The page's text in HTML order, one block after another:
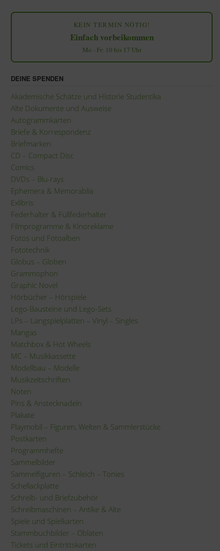
KEIN TERMIN NÖTIG!
Einfach vorbeikommen
Mo - Fr: 10 bis 17 Uhr
DEINE SPENDEN
Akademische Schätze und Historie Studentika
Alte Dokumente und Ausweise
Autogrammkarten
Briefe & Korrespondenz
Briefmarken
CD – Compact Disc
Comics
DVDs – Blu-rays
Ephemera & Memorablia
Exlibris
Federhalter & Füllfederhalter
Filmprogramme & Kinoreklame
Fotos und Fotoalben
Fototechnik
Globus – Globen
Grammophon
Graphic Novel
Hörbücher – Hörspiele
Lego-Bausteine und Lego-Sets
LPs – Langspielplatten – Vinyl – Singles
Mangas
Matchbox & Hot Wheels
MC – Musikkassette
Modellbau – Modelle
Musikzeitschriften
Noten
Pins & Anstecknadeln
Plakate
Playmobil – Figuren, Welten & Sammlerstücke
Postkarten
Programmhefte
Sammelbilder
Sammelfiguren – Schleich – Tonies
Schellackplatte
Schreib- und Briefzubehör
Schreibmaschinen – Antike & Alte
Spiele und Spielkarten
Stammbuchbilder – Oblaten
Tickets und Eintrittskarten